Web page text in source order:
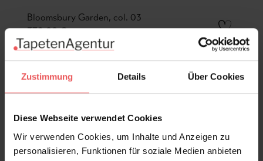
Zustimmung Details Über Cookies
Diese Webseite verwendet Cookies
Wir verwenden Cookies, um Inhalte und Anzeigen zu
personalisieren, Funktionen für soziale Medien anbieten
Bloomsbury Garden, col. 03
378,00 €